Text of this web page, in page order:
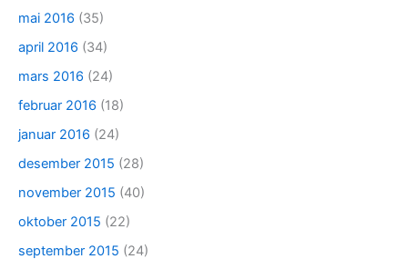
mai 2016 (35)
april 2016 (34)
mars 2016 (24)
februar 2016 (18)
januar 2016 (24)
desember 2015 (28)
november 2015 (40)
oktober 2015 (22)
september 2015 (24)